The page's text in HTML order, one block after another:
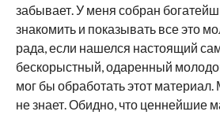
забывает. У меня собран
знакомить и показывать все это
рада, если нашелся настоящий
бескорыстный, одаренный
мог бы обработать этот
не знает. Обидно, что ценнейшие